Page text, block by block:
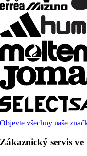
Objevte všechny naše
Zákaznický servis ve